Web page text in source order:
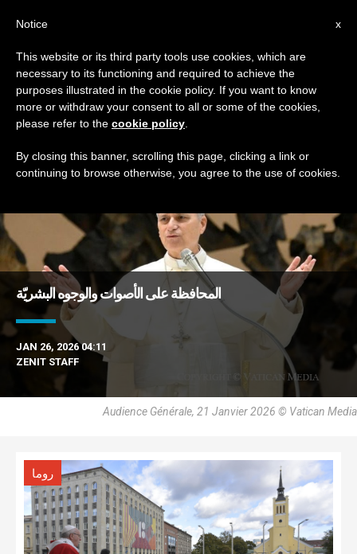
TAG
Posts Tagged ‘الفكر’
DERNIÈRES NOUVELLES
المحافظة على الأصوات والوجوه البشريّة
JAN 26, 2026 04:11
ZENIT STAFF
Audience Générale, 21 Janvier 2026 © Vatican Media
روما
x
Notice
This website or its third party tools use cookies, which are
necessary to its functioning and required to achieve the
purposes illustrated in the cookie policy. If you want to know
more or withdraw your consent to all or some of the cookies,
please refer to the cookie policy
By closing this banner, scrolling this page, clicking a link or
continuing to browse otherwise, you agree to the use of cookies.